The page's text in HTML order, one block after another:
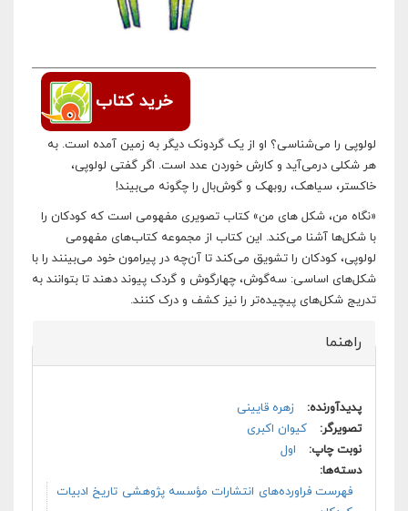
خرید کتاب
لولوپی را می‌شناسی؟ او از یک گردونک دیگر به زمین آمده است. به
هر شکلی درمی‌آید و کارش خوردن عدد است. اگر گفتی لولوپی،
خاکستر، سیاهک، روبهک و گوش‌بال را چگونه می‌بیند!
«نگاه من، شکل های من» کتاب تصویری مفهومی است که کودکان را
با شکل‌ها آشنا می‌کند. این کتاب از مجموعه‌ کتاب‌های مفهومی
لولوپی، کودکان را تشویق می‌کند تا آن‌چه در پیرامون خود می‌بینند را با
شکل‌های اساسی: سه‌گوش، چهارگوش و گردک پیوند دهند تا بتوانند به
تدریج شکل‌های پیچیده‌تر را نیز کشف و درک کنند.
پنهان کن
راهنما
پدیدآورنده:
زهره قایینی
تصویرگر:
کیوان اکبری
نوبت چاپ:
اول
دسته‌ها:
فهرست فراورده‌های انتشارات مؤسسه پژوهشی تاریخ ادبیات